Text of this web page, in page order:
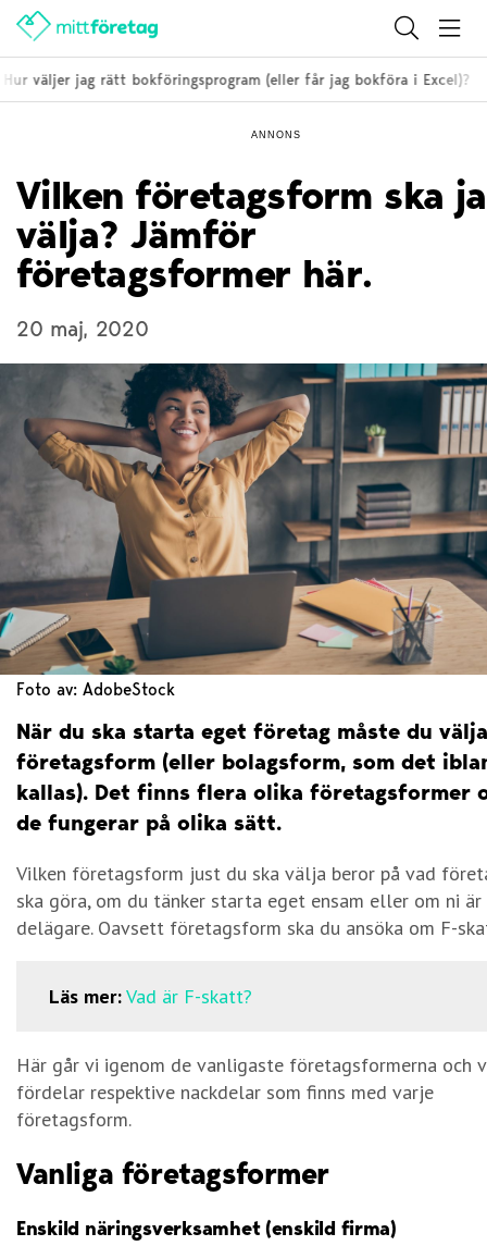
väljer jag rätt bokföringsprogram (eller får jag bokföra i Excel)?
ANNONS
Vilken företagsform ska
välja? Jämför
företagsformer här.
20 maj, 2020
Foto av: AdobeStock
När du ska starta eget företag måste du välja
företagsform (eller bolagsform, som det
kallas). Det finns flera olika företagsformer
de fungerar på olika sätt.
Vilken företagsform just du ska välja beror på vad
ska göra, om du tänker starta eget ensam eller om ni
delägare. Oavsett företagsform ska du ansöka om F-
Läs mer:Vad är F-skatt?
Här går vi igenom de vanligaste företagsformerna och
fördelar respektive nackdelar som finns med varje
företagsform.
Vanliga företagsformer
Enskild näringsverksamhet (enskild firma)